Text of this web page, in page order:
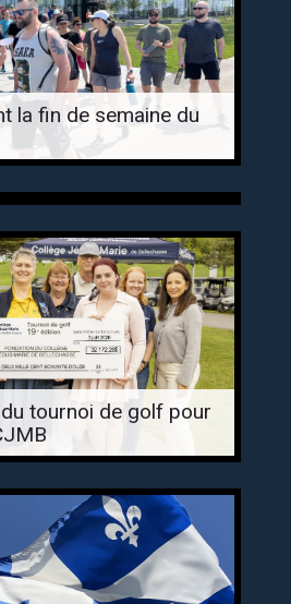
la fin de semaine du
tournoi de golf pour